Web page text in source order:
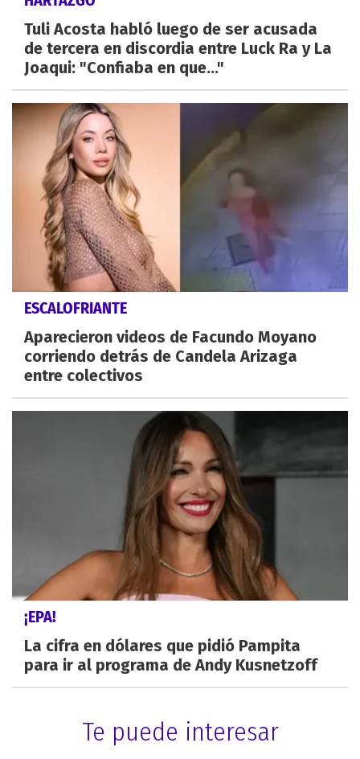
Tuli Acosta habló luego de ser acusada
de tercera en discordia entre Luck Ra y La
Joaqui: "Confiaba en que..."
ESCALOFRIANTE
Aparecieron videos de Facundo Moyano
corriendo detrás de Candela Arizaga
entre colectivos
¡EPA!
La cifra en dólares que pidió Pampita
para ir al programa de Andy Kusnetzoff
Te puede interesar